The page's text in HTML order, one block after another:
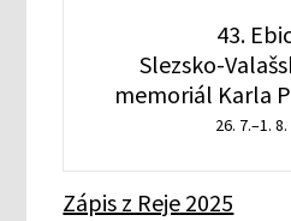
43.
Slezsko-
memoriál Karla
26. 7.–1.
Zápis z Reje 2025